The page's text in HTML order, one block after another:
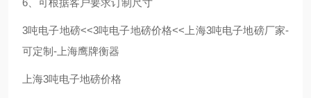
6、可根据客户要求订制尺寸
3吨电子地磅<<3吨电子地磅价格<<上海3吨电子地磅厂家-
可定制-上海鹰牌衡器
上海3吨电子地磅价格